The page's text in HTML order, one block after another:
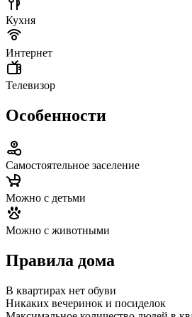
Кухня
Интернет
Телевизор
Особенности
Самостоятельное заселение
Можно с детьми
Можно с животными
Правила дома
В квартирах нет обуви
Никаких вечеринок и посиделок